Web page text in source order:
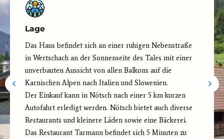
Lage
Das Haus befindet sich an einer ruhigen Nebenstraße
in Wertschach an der Sonnenseite des Tales mit einer
unverbauten Aussicht von allen Balkons auf die
Karnischen Alpen nach Italien und Slowenien.
Der Einkauf kann in Nötsch nach einer 5 km kurzen
Autofahrt erledigt werden. Nötsch bietet auch diverse
Restaurants und kleinere Läden sowie eine Bäckerei.
Das Restaurant Tarmann befindet sich 5 Minuten zu